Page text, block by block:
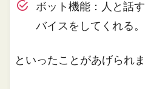
ボット機能：人と話
バイスをしてくれる。
といったことがあげられま